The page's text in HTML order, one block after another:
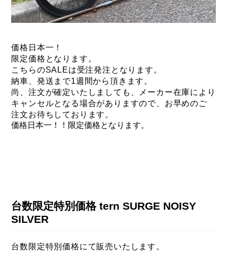
価格日本一！
限定価格となります。
こちらのSALEは受注発注となります。
納車、発送まで1週間から頂きます。
尚、注文が確定いたしましても、
メーカー在庫により
キャンセルとなる場合がありますので、 お早めのご
注文お待ちしております。
価格日本一！！限定価格となります。
台数限定特別価格 tern SURGE NOISY
SILVER
台数限定特別価格にて販売いたします。